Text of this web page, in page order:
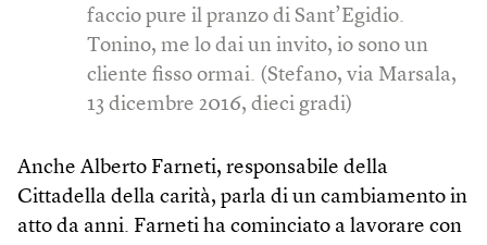
faccio pure il pranzo di Sant’Egidio.
Tonino, me lo dai un invito, io sono un
cliente fisso ormai. (Stefano, via Marsala,
13 dicembre 2016, dieci gradi)
Anche Alberto Farneti, responsabile della
Cittadella della carità, parla di un cambiamento in
atto da anni. Farneti ha cominciato a lavorare con